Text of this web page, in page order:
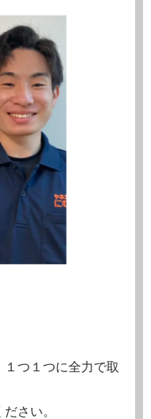
つ１つに全力で取
さい。